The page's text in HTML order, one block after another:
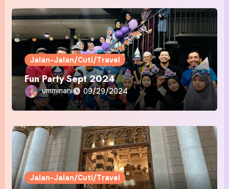
Jalan-Jalan/Cuti/Travel
Fun Party Sept 2024
umminani 09/29/2024
Jalan-Jalan/Cuti/Travel